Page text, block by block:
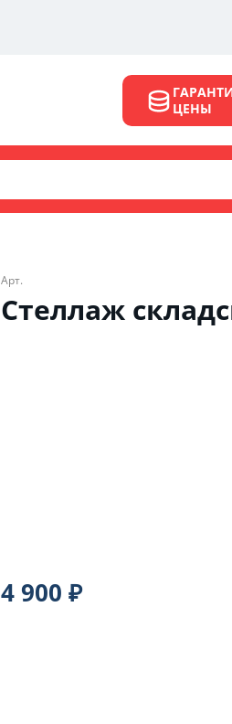
ЦЕНЫ
Арт.
Стеллаж
4 900 ₽